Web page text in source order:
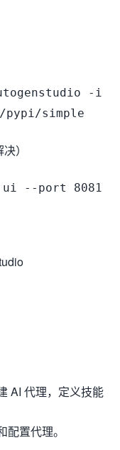
-i
simple
）
ui --port 8081
AI 代理，定义技能
置代理。